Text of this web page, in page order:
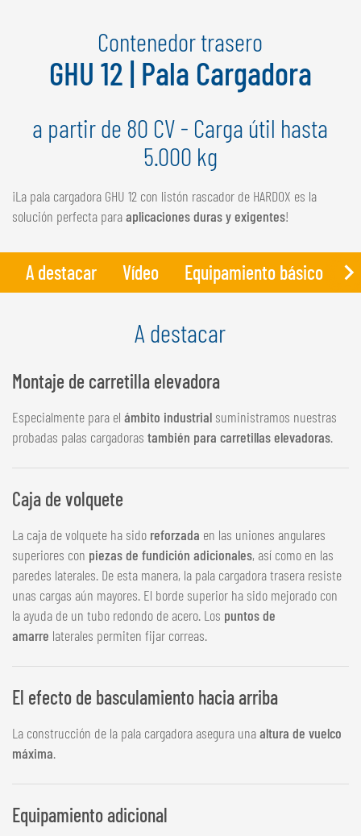
DEUTSCH
GÖWEIL Schweiz
Contenedor trasero
GHU 12 | Pala Cargadora
a partir de 80 CV - Carga útil hasta
5.000 kg
¡La pala cargadora GHU 12 con listón rascador de HARDOX es la
solución perfecta paraaplicaciones duras y exigentes!
A destacar Vídeo Equipamiento básico
A destacar
Montaje de carretilla elevadora
Especialmente para el ámbito industrial suministramos nuestras
probadas palas cargadoras también para carretillas elevadoras.
Caja de volquete
La caja de volquete ha sido reforzada en las uniones angulares
superiores con piezas de fundición adicionales, así como en las
paredes laterales. De esta manera, la pala cargadora trasera resiste
unas cargas aún mayores. El borde superior ha sido mejorado con
la ayuda de un tubo redondo de acero. Los puntos de
amarre laterales permiten fijar correas.
El efecto de basculamiento hacia arriba
La construcción de la pala cargadora asegura unaaltura de vuelco
máxima.
Equipamiento adicional